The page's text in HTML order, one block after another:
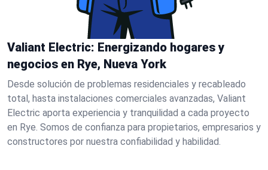
Valiant Electric: Energizando hogares y
negocios en Rye, Nueva York
Desde solución de problemas residenciales y recableado
total, hasta instalaciones comerciales avanzadas, Valiant
Electric aporta experiencia y tranquilidad a cada proyecto
en Rye. Somos de confianza para propietarios, empresarios y
constructores por nuestra confiabilidad y habilidad.